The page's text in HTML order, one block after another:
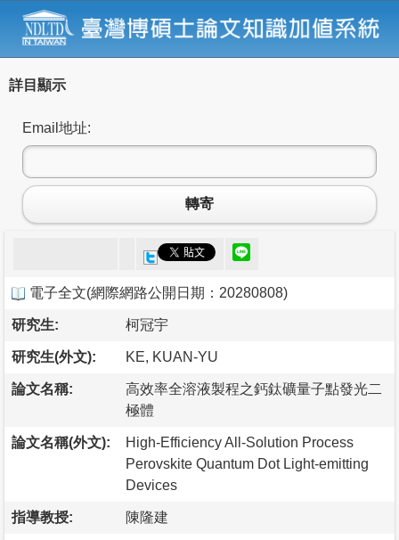
詳目顯示
Email地址:
轉寄
電子全文(網際網路公開日期：20280808)
研究生: 柯冠宇
研究生(外文): KE, KUAN-YU
論文名稱:
高效率全溶液製程之鈣鈦礦量子點發光二
極體
論文名稱(外文):
High-Efficiency All-Solution Process
Perovskite Quantum Dot Light-emitting
Devices
指導教授: 陳隆建